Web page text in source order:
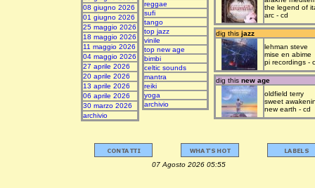
08 giugno 2026
01 giugno 2026
25 maggio 2026
18 maggio 2026
11 maggio 2026
04 maggio 2026
27 aprile 2026
20 aprile 2026
13 aprile 2026
06 aprile 2026
30 marzo 2026
archivio
reggae
sufi
tango
top jazz
vinile
top new age
bimbi
celtic sounds
mantra
reiki
yoga
archivio
the legend of
arc - cd
dig this jazz
lehman steve
mise en abime
pi recordings -
dig this new age
oldfield terry
sweet
new earth - cd
07 Agosto 2026 05:55